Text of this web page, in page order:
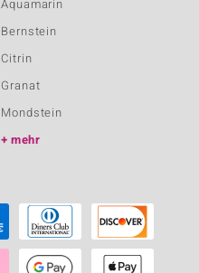
Aquamarin
Bernstein
Citrin
Granat
Mondstein
mehr